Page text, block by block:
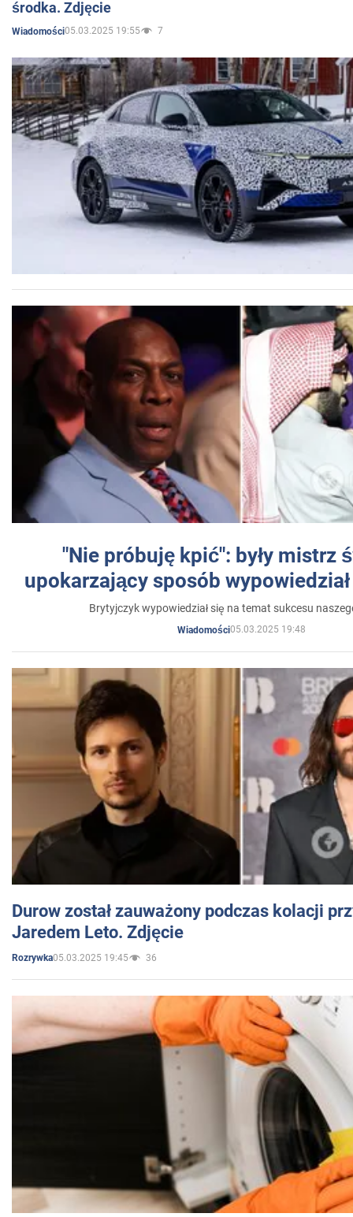
środka. Zdjęcie
Wiadomości05.03.2025 19:55 7
"Nie próbuję kpić": były mistrz
upokarzający sposób
Brytyjczyk wypowiedział się na temat sukcesu
Wiadomości05.03.2025 19:48
Durow został zauważony podczas kolacji
Jaredem Leto. Zdjęcie
Rozrywka05.03.2025 19:45 36